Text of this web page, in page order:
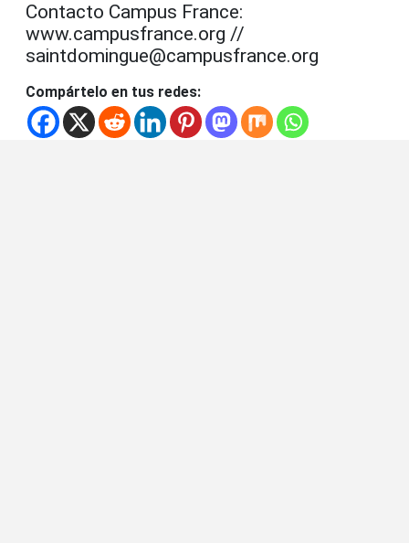
Contacto Campus France:
www.campusfrance.org //
saintdomingue@campusfrance.org
Compártelo en tus redes: